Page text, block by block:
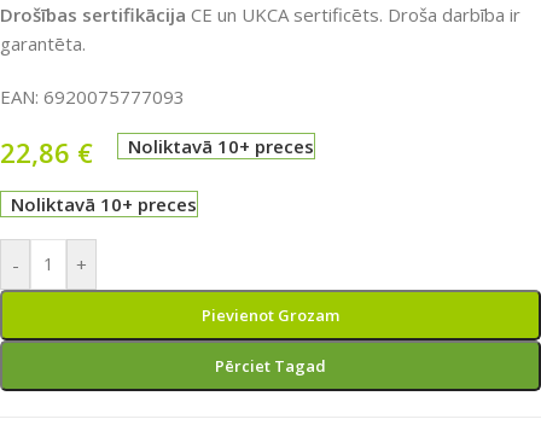
Drošības sertifikācija CE un UKCA sertificēts. Droša darbība ir
garantēta.
EAN: 6920075777093
22,86 € Noliktavā 10+ preces
Noliktavā 10+ preces
- +
Pievienot Grozam
Pērciet Tagad